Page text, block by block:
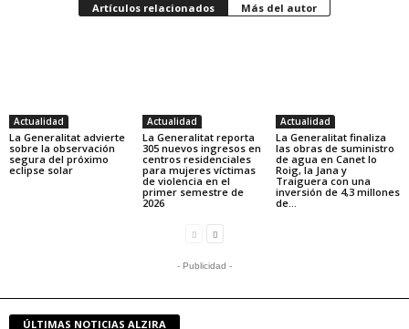
Artículos relacionados Más del autor
Actualidad
La Generalitat advierte
sobre la observación
segura del próximo
eclipse solar
Actualidad
La Generalitat reporta
305 nuevos ingresos en
centros residenciales
para mujeres víctimas
de violencia en el
primer semestre de
2026
Actualidad
La Generalitat finaliza
las obras de suministro
de agua en Canet lo
Roig, la Jana y
Traiguera con una
inversión de 4,3 millones
de...
- Publicidad -
ÚLTIMAS NOTICIAS ALZIRA